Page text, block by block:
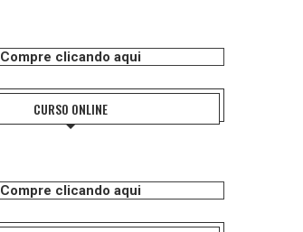
Compre clicando aqui
CURSO ONLINE
Compre clicando aqui